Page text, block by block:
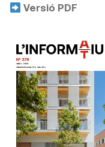
Versió PDF